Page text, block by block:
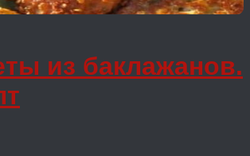
из баклажанов.